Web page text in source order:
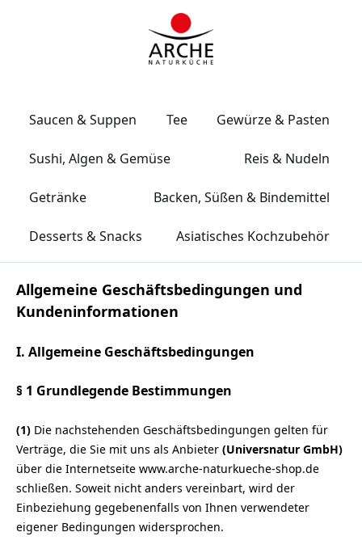
Saucen & Suppen Tee Gewürze & Pasten
Sushi, Algen & Gemüse Reis & Nudeln
Getränke Backen, Süßen & Bindemittel
Desserts & Snacks Asiatisches Kochzubehör
Allgemeine Geschäftsbedingungen und
Kundeninformationen
I. Allgemeine Geschäftsbedingungen
§ 1 Grundlegende Bestimmungen
(1) Die nachstehenden Geschäftsbedingungen gelten für
Verträge, die Sie mit uns als Anbieter (Universnatur GmbH)
über die Internetseite www.arche-naturkueche-shop.de
schließen. Soweit nicht anders vereinbart, wird der
Einbeziehung gegebenenfalls von Ihnen verwendeter
eigener Bedingungen widersprochen.